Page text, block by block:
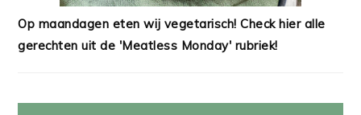
Op maandagen eten wij vegetarisch! Check hier alle
gerechten uit de 'Meatless Monday' rubriek!